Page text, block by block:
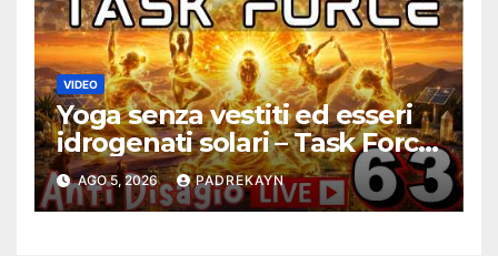
VIDEO
Yoga senza vestiti ed esseri
idrogenati solari – Task Force
Antidisagio 63
AGO 5, 2026 PADREKAYN